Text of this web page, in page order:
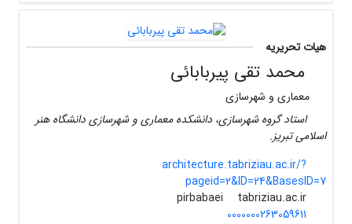
هیات تحریریه
محمد تقی پیربابائی
معماری و شهرسازی
استاد گروه شهرسازی، دانشکده معماری و شهرسازی دانشگاه هنر
اسلامی تبریز.
architecture.tabriziau.ac.ir/?
pageid=2&ID=24&BasesID=7
pirbabaei
tabriziau.ac.ir
0000000263059611